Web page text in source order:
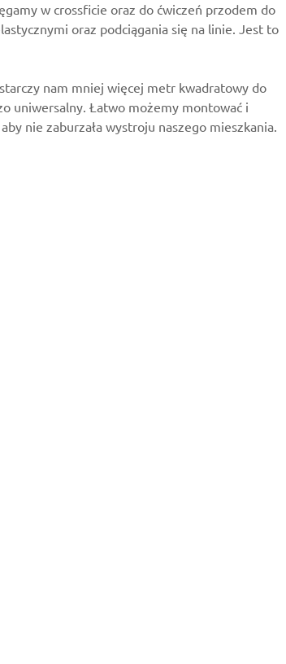
w crossficie oraz do ćwiczeń przodem do
oraz podciągania się na linie. Jest to
nam mniej więcej metr kwadratowy do
uniwersalny. Łatwo możemy montować i
nie zaburzała wystroju naszego mieszkania.